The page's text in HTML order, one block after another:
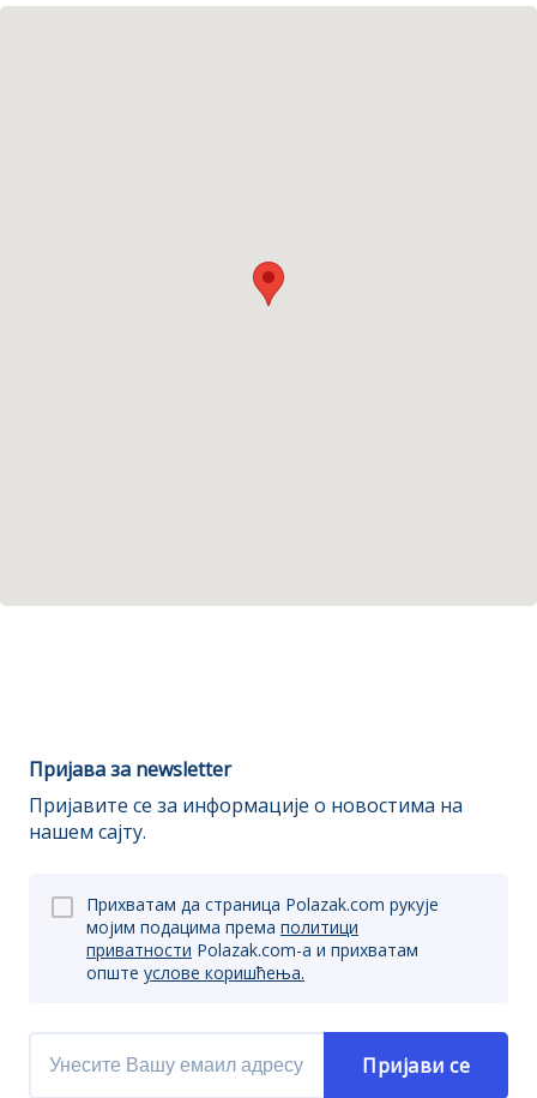
Пријава за newsletter
Пријавите се за информације о новостима на
нашем сајту.
Прихватам да страница Polazak.com рукује
мојим подацима према политици
приватности Polazak.com-a и прихватам
опште услове коришћења.
Пријави се